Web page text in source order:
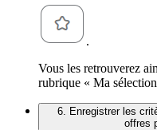
.
Vous les retrouverez
rubrique « Ma
6. Enregistrer les
offres